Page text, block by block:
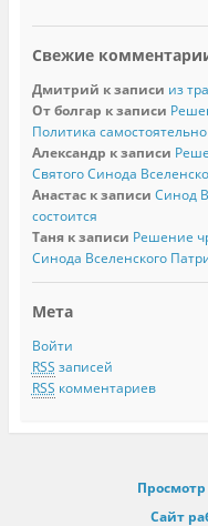
Свежие
Дмитрий к записи из
От болгар к записи
Политика
Александр к записи
Святого Синода
Анастаск записи Синод
состоится
Таняк записи Решение
Синода Вселенского
Мета
Войти
RSS записей
RSS комментариев
Сайт